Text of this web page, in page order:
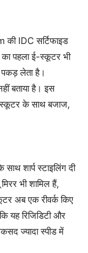
IDC सर्टिफाइड
का पहला ई-स्कूटर भी
लेता है।
बताया है। इस
स्कूटर के साथ बजाज,
शार्प स्टाइलिंग दी
भी शामिल हैं,
अब एक रीवर्क किए
यह रिजिडिटी और
ज्यादा स्पीड में